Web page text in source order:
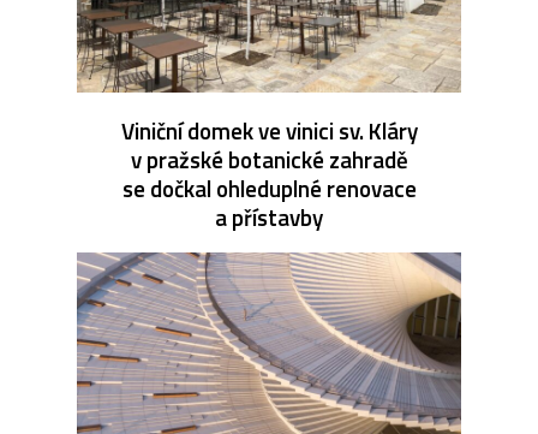
Viniční domek ve vinici sv. Kláry
v pražské botanické zahradě
se dočkal ohleduplné renovace
a přístavby